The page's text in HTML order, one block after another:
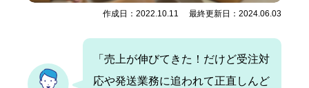
作成日：2022.10.11 最終更新日：2024.06.03
「売上が伸びてきた！だけど受注対
応や発送業務に追われて正直しんど